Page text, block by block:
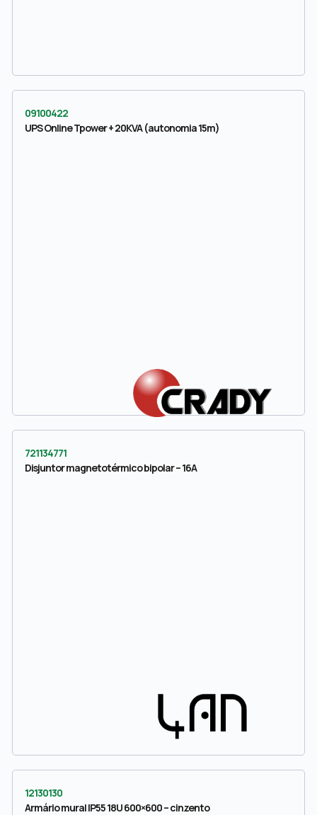
09100422
UPS Online Tpower + 20KVA (autonomia 15m)
721134771
Disjuntor magnetotérmico bipolar – 16A
12130130
Armário mural IP55 18U 600×600 – cinzento